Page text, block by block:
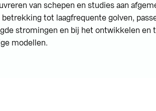
van schepen en studies aan
tot laagfrequente golven,
stromingen en bij het ontwikkelen en
modellen.